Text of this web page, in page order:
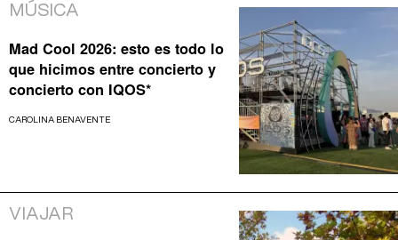
MÚSICA
Mad Cool 2026: esto es todo lo
que hicimos entre concierto y
concierto con IQOS*
CAROLINA BENAVENTE
VIAJAR